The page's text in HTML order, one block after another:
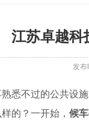
江苏卓越科
发布
悉不过的公共设施
的？一开始， 候